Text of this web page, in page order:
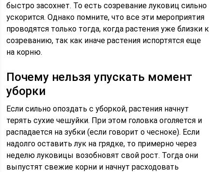
быстро засохнет. То есть созревание луковиц сильно
ускорится. Однако помните, что все эти мероприятия
проводятся только тогда, когда растения уже близки к
созреванию, так как иначе растения испортятся еще
на корню.
Почему нельзя упускать момент
уборки
Если сильно опоздать с уборкой, растения начнут
терять сухие чешуйки. При этом головка оголяется и
распадается на зубки (если говорит о чесноке). Если
надолго оставить лук на грядке, то примерно через
неделю луковицы возобновят свой рост. Тогда они
выпустят свежие корни и начнут расходовать